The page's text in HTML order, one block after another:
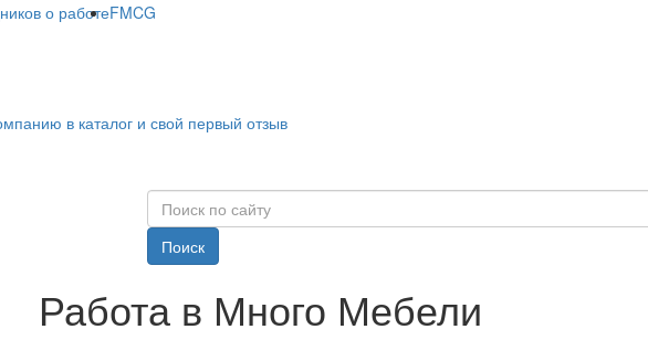
о работеFMCG
в каталог и свой первый отзыв
Поиск
Работа в Много Мебели